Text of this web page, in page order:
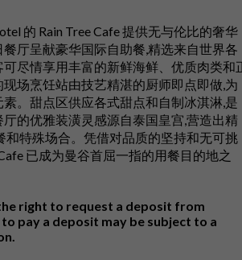
的 Rain Tree Cafe 提供无与伦比的奢华
厅呈献豪华国际自助餐,精选来自世界各
尽情享用丰富的新鲜海鲜、优质肉类和
场烹饪站由技艺精湛的厨师即点即做,为
。甜点区供应各式甜点和自制冰淇淋,是
的优雅装潢灵感源自泰国皇宫,营造出精
和特殊场合。凭借对品质的坚持和无可挑
已成为曼谷首屈一指的用餐目的地之
right to request a deposit from
pay a deposit may be subject to a